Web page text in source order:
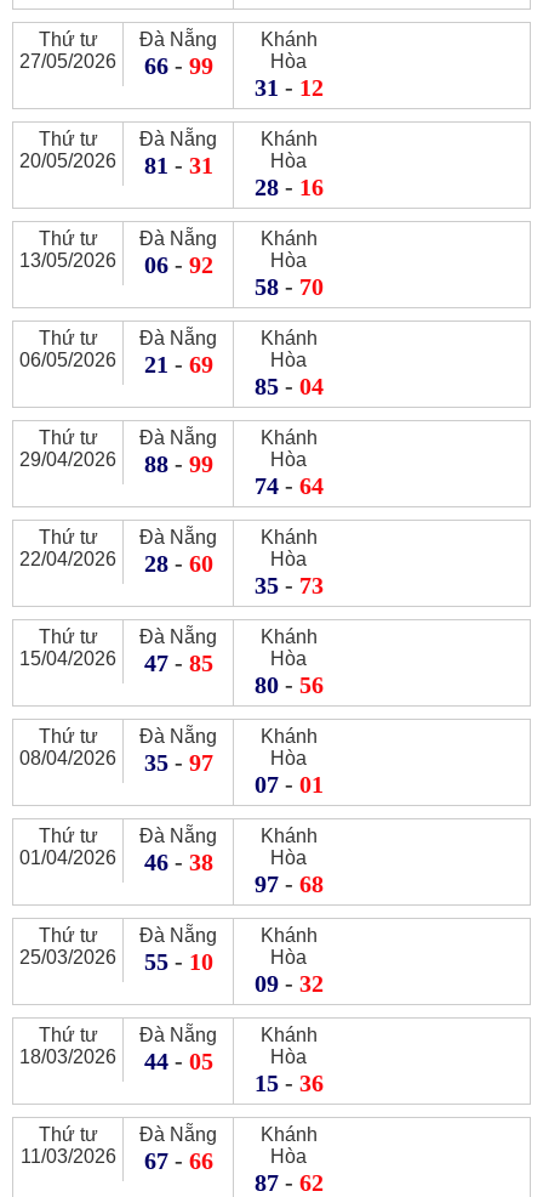
Thứ tư
27/05/2026
Đà Nẵng
66- 99
Khánh
Hòa
31 - 12
Thứ tư
20/05/2026
Đà Nẵng
81 - 31
Khánh
Hòa
28- 16
Thứ tư
13/05/2026
Đà Nẵng
06- 92
Khánh
Hòa
58- 70
Thứ tư
06/05/2026
Đà Nẵng
21 - 69
Khánh
Hòa
85- 04
Thứ tư
29/04/2026
Đà Nẵng
88- 99
Khánh
Hòa
74- 64
Thứ tư
22/04/2026
Đà Nẵng
28- 60
Khánh
Hòa
35- 73
Thứ tư
15/04/2026
Đà Nẵng
47- 85
Khánh
Hòa
80- 56
Thứ tư
08/04/2026
Đà Nẵng
35- 97
Khánh
Hòa
07- 01
Thứ tư
01/04/2026
Đà Nẵng
46- 38
Khánh
Hòa
97- 68
Thứ tư
25/03/2026
Đà Nẵng
55- 10
Khánh
Hòa
09- 32
Thứ tư
18/03/2026
Đà Nẵng
44- 05
Khánh
Hòa
15- 36
Thứ tư
11/03/2026
Đà Nẵng
67- 66
Khánh
Hòa
87- 62